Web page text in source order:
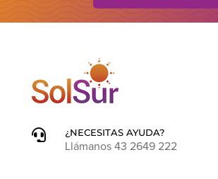

¿NECESITAS AYUDA?
Llámanos 43 2649 222